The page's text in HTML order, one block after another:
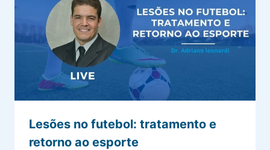
Lesões no futebol: tratamento e
retorno ao esporte